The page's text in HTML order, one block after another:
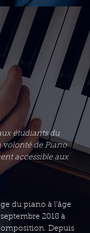
étudiants du
volonté de Piano
accessible aux
du piano à l'âge
2018 à
Depuis